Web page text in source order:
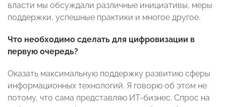
власти мы обсуждали различные инициативы, меры
поддержки, успешные практики и многое другое.
Что необходимо сделать для цифровизации в
первую очередь?
Оказать максимальную поддержку развитию сферы
информационных технологий. Я говорю об этом не
потому, что сама представляю ИТ-бизнес. Спрос на